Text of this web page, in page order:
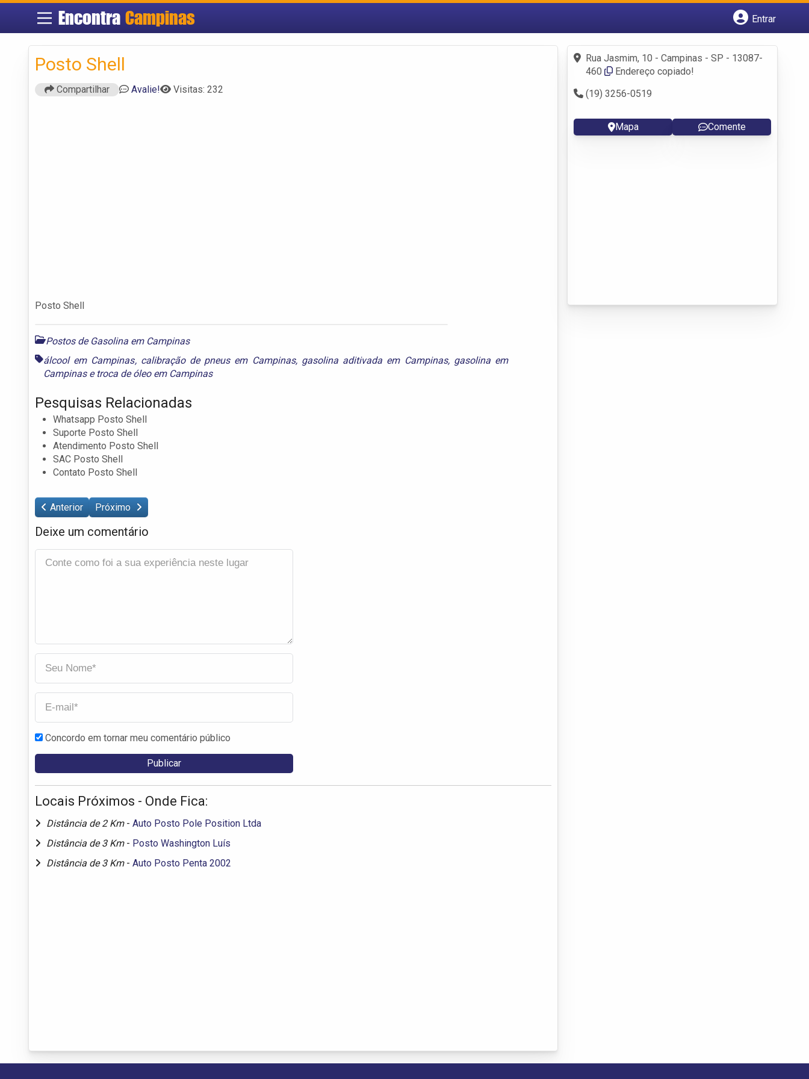
EncontraCampinas
Entrar
Fazer login
Criar conta
Posto Shell
Compartilhar Avalie! Visitas: 232
Posto Shell
Postos de Gasolina em Campinas
álcool em Campinas, calibração de pneus em Campinas, gasolina aditivada em Campinas, gasolina em
Campinase troca de óleo em Campinas
Pesquisas Relacionadas
Whatsapp Posto Shell
Suporte Posto Shell
Atendimento Posto Shell
SAC Posto Shell
Contato Posto Shell
Anterior Próximo
Deixe um comentário
Concordo em tornar meu comentário público
Locais Próximos - Onde Fica:
Distância de 2 Km - Auto Posto Pole Position Ltda
Distância de 3 Km - Posto Washington Luís
Distância de 3 Km - Auto Posto Penta 2002
Rua Jasmim, 10 - Campinas - SP - 13087-
460
Endereço copiado!
(19) 3256-0519
Mapa Comente